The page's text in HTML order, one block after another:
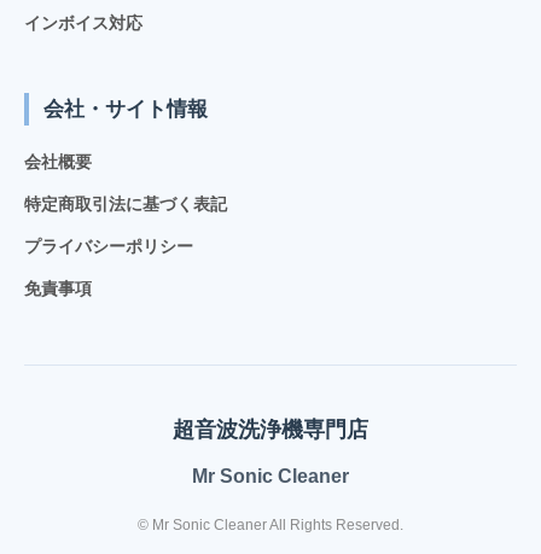
インボイス対応
会社・サイト情報
会社概要
特定商取引法に基づく表記
プライバシーポリシー
免責事項
超音波洗浄機専門店
Mr Sonic Cleaner
© Mr Sonic Cleaner All Rights Reserved.